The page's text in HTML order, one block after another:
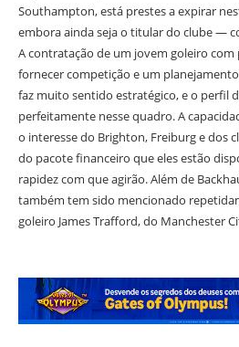
Southampton, está prestes a expirar
embora ainda seja o titular do clube —
A contratação de um jovem goleiro
fornecer competição e um
faz muito sentido estratégico, e o perfil
perfeitamente nesse quadro. A
o interesse do Brighton, Freiburg e dos
do pacote financeiro que eles estão
rapidez com que agirão. Além de
também tem sido mencionado
goleiro James Trafford, do Manchester